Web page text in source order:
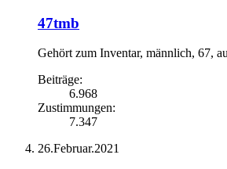
47tmb
Gehört zum Inventar, männlich, 67,
Beiträge:
6.968
Zustimmungen:
7.347
26.Februar.2021